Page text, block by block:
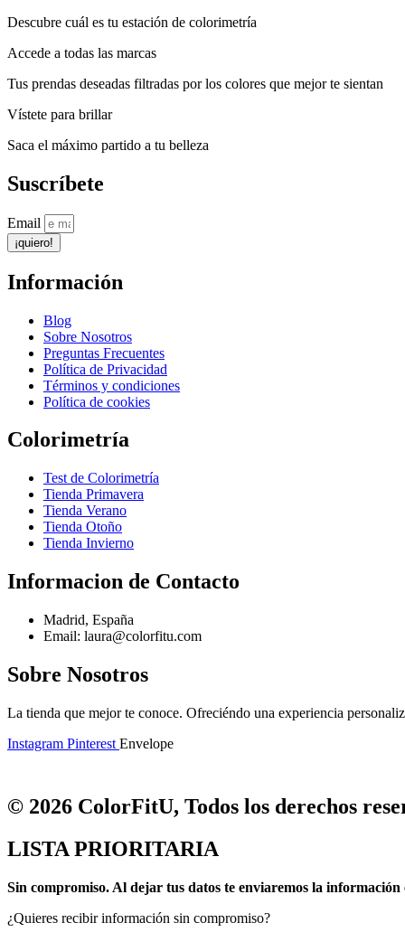
Descubre cuál es tu estación de colorimetría
Accede a todas las marcas
Tus prendas deseadas filtradas por los colores que mejor te sientan
Vístete para brillar
Saca el máximo partido a tu belleza
Suscríbete
Email
¡quiero!
Información
Blog
Sobre Nosotros
Preguntas Frecuentes
Política de Privacidad
Términos y condiciones
Política de cookies
Colorimetría
Test de Colorimetría
Tienda Primavera
Tienda Verano
Tienda Otoño
Tienda Invierno
Informacion de Contacto
Madrid, España
Email: laura@colorfitu.com
Sobre Nosotros
La tienda que mejor te conoce. Ofreciéndo una experiencia
Instagram Pinterest Envelope
© 2026 ColorFitU, Todos los derechos
LISTA PRIORITARIA
Sin compromiso. Al dejar tus datos te enviaremos la
¿Quieres recibir información sin compromiso?